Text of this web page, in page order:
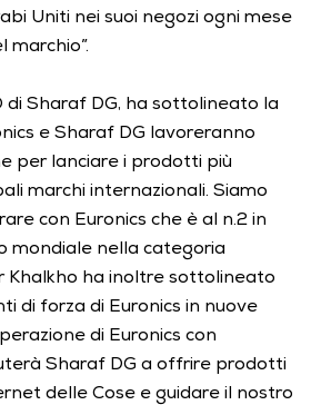
Uniti nei suoi negozi ogni mese
di Sharaf DG, ha sottolineato la
e Sharaf DG lavoreranno
per lanciare i prodotti più
marchi internazionali. Siamo
con Euronics che è al n.2 in
mondiale nella categoria
Khalkho ha inoltre sottolineato
di forza di Euronics in nuove
di Euronics con
Sharaf DG a offrire prodotti
delle Cose e guidare il nostro